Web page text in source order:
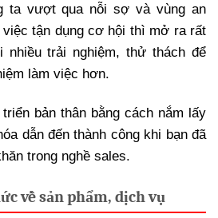
ta vượt qua nỗi sợ và vùng an
tận dụng cơ hội thì mở ra rất
nhiều trải nghiệm, thử thách để
làm việc hơn.
bản thân bằng cách nắm lấy
dẫn đến thành công khi bạn đã
trong nghề sales.
về sản phẩm, dịch vụ